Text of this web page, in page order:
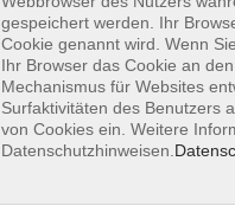
gespeichert werden. Ihr
Cookie genannt wird. Wenn
Ihr Browser das Cookie an
Mechanismus für Websites
Surfaktivitäten des Benutzers
von Cookies ein. Weitere
Datenschutzhinweisen.